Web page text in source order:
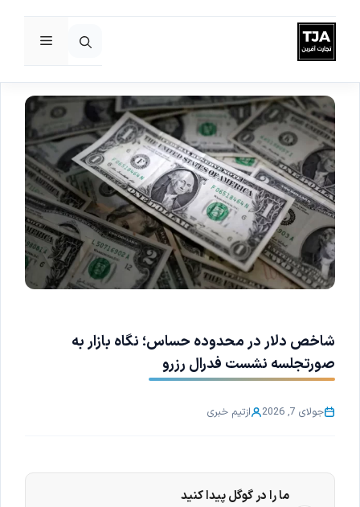
پرش
به
محتوا
فهرست
شاخص دلار در محدوده حساس؛ نگاه بازار به
صورتجلسه نشست فدرال رزرو
جولای 7, 2026 ازتیم خبری
ما را در گوگل پیدا کنید